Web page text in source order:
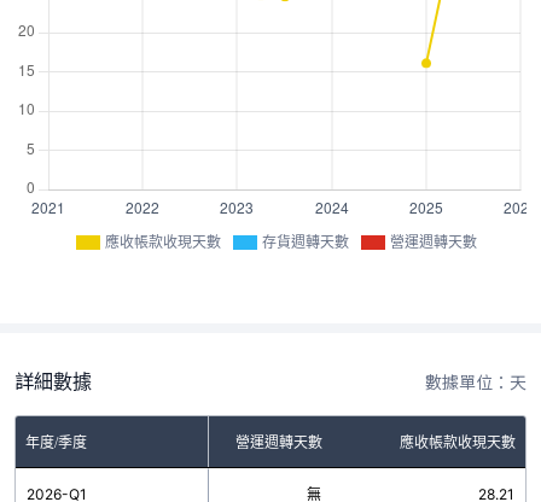
應收帳款收現天數 存貨週轉天數 營運週轉天數
詳細數據 數據單位：天
年度/季度
存貨週轉天數 營運週轉天數 應收帳款收現天數
2026-Q1 無 28.21